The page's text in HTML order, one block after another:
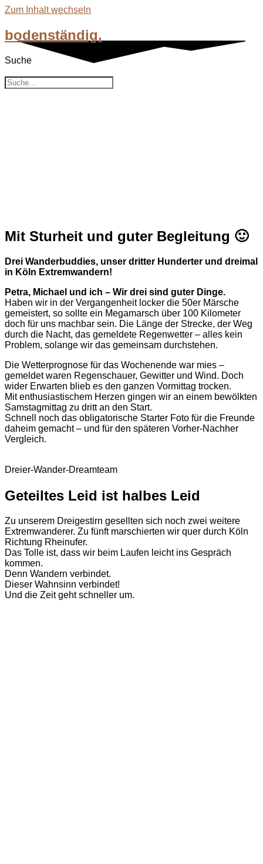
Zum Inhalt wechseln
bodenständig.
Suche
Sturheit siegt – 100 Kilometer
Mit Sturheit und guter Begleitung 🙂
Drei Wanderbuddies, unser dritter Hunderter und dreimal
in Köln Extremwandern!
Petra, Michael und ich – Wir drei sind guter Dinge.
Haben wir in der Vergangenheit locker die 50er Märsche
gemeistert, so sollte ein Megamarsch über 100 Kilometer
doch für uns machbar sein. Die Länge der Strecke, der Weg
durch die Nacht, das gemeldete Regenwetter – alles kein
Problem, solange wir das gemeinsam durchstehen.
Die Wetterprognose für das Wochenende war mies –
gemeldet waren Regenschauer, Gewitter und Wind. Doch
wider Erwarten blieb es den ganzen Vormittag trocken.
Mit enthusiastischem Herzen gingen wir an einem bewölkten
Samstagmittag zu dritt an den Start.
Schnell noch das obligatorische Starter Foto für die Freunde
daheim gemacht – und für den späteren Vorher-Nachher
Vergleich.
Dreier-Wander-Dreamteam
Geteiltes Leid ist halbes Leid
Zu unserem Dreigestirn gesellten sich noch zwei weitere
Extremwanderer. Zu fünft marschierten wir quer durch Köln
Richtung Rheinufer.
Das Tolle ist, dass wir beim Laufen leicht ins Gespräch
kommen.
Denn Wandern verbindet.
Dieser Wahnsinn verbindet!
Und die Zeit geht schneller um.